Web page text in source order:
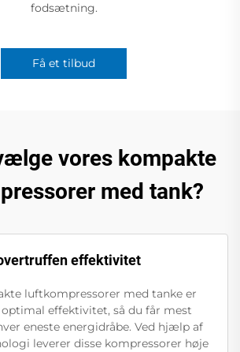
fodsætning.
Få et tilbud
vores kompakte
med tank?
effektivitet
luftkompressorer med tanke er
effektivitet, så du får mest
eneste energidråbe. Ved hjælp af
leverer disse kompressorer høje